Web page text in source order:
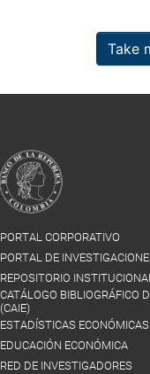
Take
PORTAL CORPORATIVO
PORTAL DE
REPOSITORIO
CATÁLOGO BIBLIOGRÁFICO
(CAIE)
ESTADÍSTICAS ECONÓMICAS
EDUCACIÓN ECONÓMICA
RED DE INVESTIGADORES